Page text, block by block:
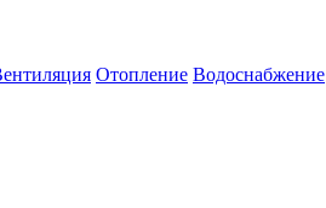
Отопление Водоснабжение